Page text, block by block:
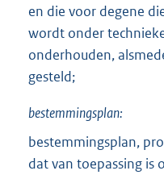
en die voor degene
wordt onder
onderhouden,
gesteld;
bestemmingsplan:
bestemmingsplan,
dat van toepassing is